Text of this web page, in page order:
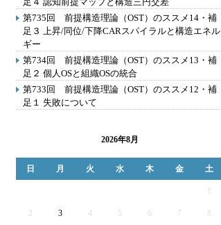
第735回 前提構造理論（OST）のススメ14・補
足３ 上昇/同位/下降CARスパイラルと構造エネル
ギー
第734回 前提構造理論（OST）のススメ13・補
足２ 個人OSと組織OSの統合
第733回 前提構造理論（OST）のススメ12・補
足１ 失敗について
2026年8月
日 月 火 水 木 金 土
2 3 4 5 6 7